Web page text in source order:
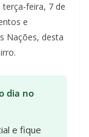
terça-feira, 7 de
e
Nações, desta
dia no
e fique